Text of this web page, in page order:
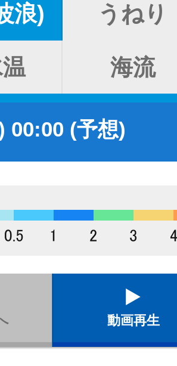
浪) うねり
海流
00:00 (予想)
動画再生